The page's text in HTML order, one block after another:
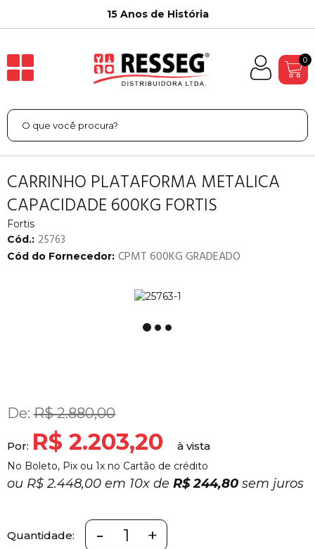
15 Anos de História
0
CARRINHO PLATAFORMA METALICA
CAPACIDADE 600KG FORTIS
Fortis
Cód.: 25763
Cód do Fornecedor: CPMT 600KG GRADEADO
De: R$ 2.880,00
Por: R$ 2.203,20
No Boleto, Pix ou 1x no Cartão de crédito
ou R$ 2.448,00 em 10x de R$ 244,80 sem juros
Quantidade: - +